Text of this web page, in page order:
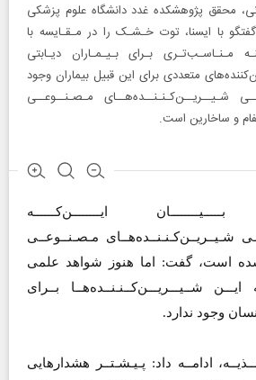
محقق پژوهشکده غدد دانشگاه علوم پزشکی
با ایسنا، توت خـشـک را در مـقـایسه با
بـرای بـیـمـاران دیـابتی
متعددی برای این قبیل بیماران وجود
شـیــریــن‌کـنـنــده‌هــای مـصـنــوعــی
و ساخارین است.
ایــــــــن‌کــــــه
شـیــریــن‌کـنـنــده‌هــای مـصـنــوعــی
شده است، گفت: اما هنوز شواهد علمی
ایـــن شــیـــریـــن‌کــنـنــده‌هــا بــرای
وجود ندارد.
ادامــه داد: پـیـشـتــر هشدارهایی